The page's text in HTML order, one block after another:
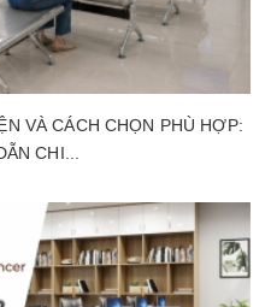
VÀ CÁCH CHỌN PHÙ HỢP:
CHI...